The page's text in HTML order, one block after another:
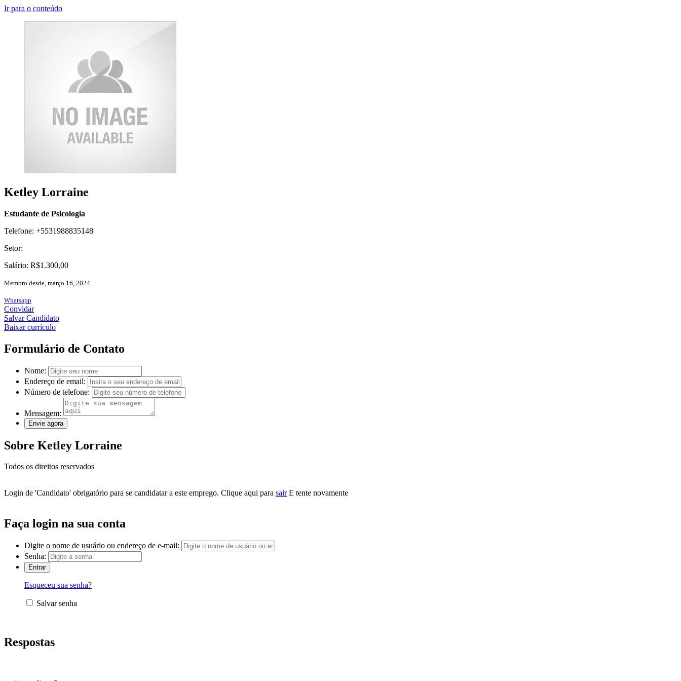
Ir para o conteúdo
Ketley Lorraine
Estudante de Psicologia
Telefone: +5531988835148
Setor:
Salário: R$1.300,00
Membro desde, março 16, 2024
Whatsapp
Convidar
Salvar Candidato
Baixar currículo
Formulário de Contato
Nome:
Endereço de email:
Número de telefone:
Mensagem:
Sobre Ketley Lorraine
Todos os direitos reservados
Login de 'Candidato' obrigatório para se candidatar a este emprego. Clique aqui para sair E tente novamente
Faça login na sua conta
Digite o nome de usuário ou endereço de e-mail:
Senha:
Esqueceu sua senha?
Salvar senha
Respostas